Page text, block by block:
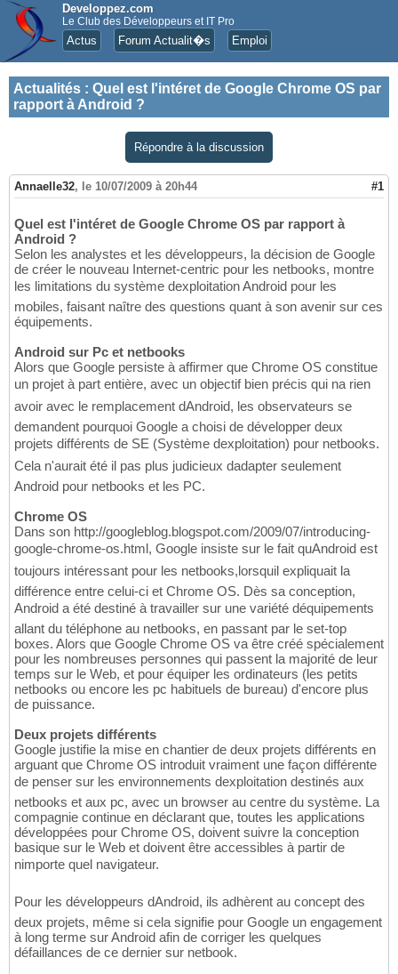
Developpez.com
Le Club des Développeurs et IT Pro
Actus Forum Actualit�s Emploi
Actualités : Quel est l'intéret de Google Chrome OS par
rapport à Android ?
Répondre à la discussion
Annaelle32, le 10/07/2009 à 20h44 #1
Quel est l'intéret de Google Chrome OS par rapport à
Android ?
Selon les analystes et les développeurs, la décision de Google
de créer le nouveau Internet-centric pour les netbooks, montre
les limitations du système dexploitation Android pour les
mobiles, faisant naître des questions quant à son avenir sur ces
équipements.
Android sur Pc et netbooks
Alors que Google persiste à affirmer que Chrome OS constitue
un projet à part entière, avec un objectif bien précis qui na rien
avoir avec le remplacement dAndroid, les observateurs se
demandent pourquoi Google a choisi de développer deux
projets différents de SE (Système dexploitation) pour netbooks.
Cela n'aurait été il pas plus judicieux dadapter seulement
Android pour netbooks et les PC.
Chrome OS
Dans son http://googleblog.blogspot.com/2009/07/introducing-
google-chrome-os.html, Google insiste sur le fait quAndroid est
toujours intéressant pour les netbooks,lorsquil expliquait la
différence entre celui-ci et Chrome OS. Dès sa conception,
Android a été destiné à travailler sur une variété déquipements
allant du téléphone au netbooks, en passant par le set-top
boxes. Alors que Google Chrome OS va être créé spécialement
pour les nombreuses personnes qui passent la majorité de leur
temps sur le Web, et pour équiper les ordinateurs (les petits
netbooks ou encore les pc habituels de bureau) d'encore plus
de puissance.
Deux projets différents
Google justifie la mise en chantier de deux projets différents en
arguant que Chrome OS introduit vraiment une façon différente
de penser sur les environnements dexploitation destinés aux
netbooks et aux pc, avec un browser au centre du système. La
compagnie continue en déclarant que, toutes les applications
développées pour Chrome OS, doivent suivre la conception
basique sur le Web et doivent être accessibles à partir de
nimporte quel navigateur.
Pour les développeurs dAndroid, ils adhèrent au concept des
deux projets, même si cela signifie pour Google un engagement
à long terme sur Android afin de corriger les quelques
défaillances de ce dernier sur netbook.